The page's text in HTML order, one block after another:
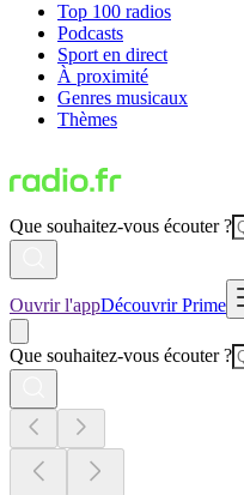
Top 100 radios
Podcasts
Sport en direct
À proximité
Genres musicaux
Thèmes
Que souhaitez-vous écouter ?
Ouvrir l'appDécouvrir Prime
Que souhaitez-vous écouter ?